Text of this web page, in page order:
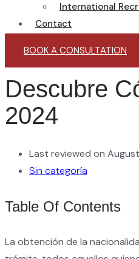
International
Contact
BOOK A CONSULTATION
Descubre
2024
Last reviewed on
Sin categoría
Table Of Contents
La obtención de la